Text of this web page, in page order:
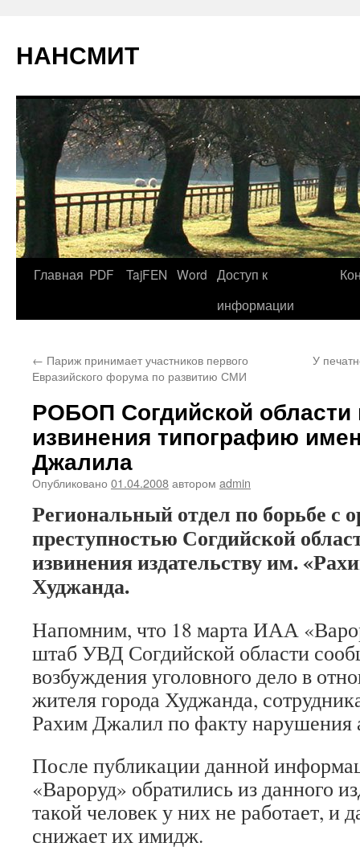
НАНСМИТ
Главная PDF TajFEN Word Доступ к
информации
← Париж принимает участников первого
Евразийского форума по развитию СМИ
У
РОБОП Согдийской области
извинения типографию
Джалила
Опубликовано 01.04.2008автором admin
Региональный отдел по борьбе с
преступностью Согдийской
извинения издательству им.
Худжанда.
Напомним, что 18 марта ИАА
штаб УВД Согдийской области
возбуждения уголовного дело в
жителя города Худжанда,
Рахим Джалил по факту нарушения
После публикации данной
«Вароруд» обратились из данного
такой человек у них не работает, и
снижает их имидж.